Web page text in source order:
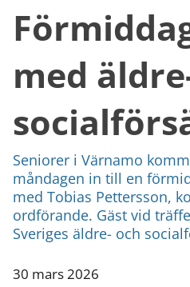
med
Seniorer i Värnamo
måndagen in till en
med Tobias Pettersson,
ordförande. Gäst vid
Sveriges äldre- och
30 mars 2026